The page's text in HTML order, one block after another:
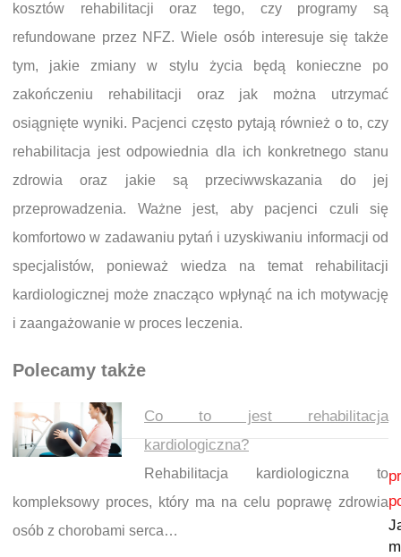
kosztów rehabilitacji oraz tego, czy programy są
refundowane przez NFZ. Wiele osób interesuje się także
tym, jakie zmiany w stylu życia będą konieczne po
zakończeniu rehabilitacji oraz jak można utrzymać
osiągnięte wyniki. Pacjenci często pytają również o to, czy
rehabilitacja jest odpowiednia dla ich konkretnego stanu
zdrowia oraz jakie są przeciwwskazania do jej
przeprowadzenia. Ważne jest, aby pacjenci czuli się
komfortowo w zadawaniu pytań i uzyskiwaniu informacji od
specjalistów, ponieważ wiedza na temat rehabilitacji
kardiologicznej może znacząco wpłynąć na ich motywację
i zaangażowanie w proces leczenia.
Polecamy także
Co to jest rehabilitacja
kardiologiczna?
Rehabilitacja kardiologiczna to
kompleksowy proces, który ma na celu poprawę zdrowia
osób z chorobami serca…
Nawigacja wpisu